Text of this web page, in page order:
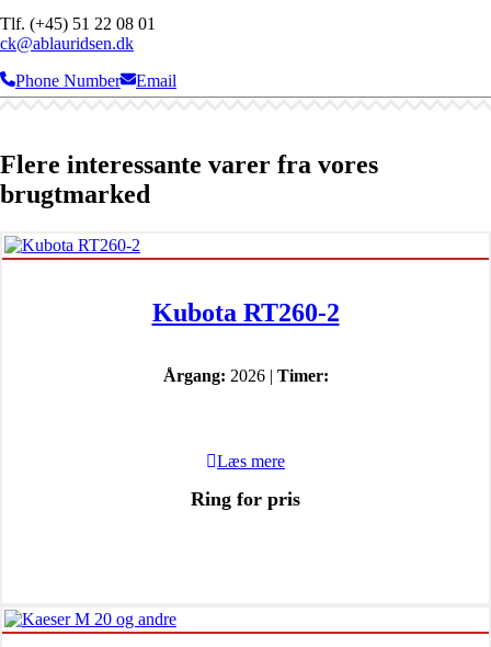
Tlf. (+45) 51 22 08 01
ck@ablauridsen.dk
Phone Number
Email
Flere interessante varer fra vores
brugtmarked
Kubota RT260-2
Årgang: 2026 | Timer:
Læs mere
Ring for pris